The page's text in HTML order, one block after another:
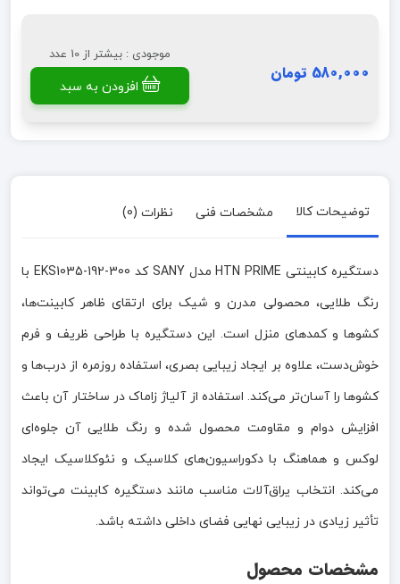
580,000 تومان
موجودی : بیشتر از 10 عدد
افزودن به سبد
توضیحات کالا مشخصات فنی نظرات (0)
دستگیره کابینتی HTN PRIME مدل SANY کد EKS1035-192-300 با
رنگ طلایی، محصولی مدرن و شیک برای ارتقای ظاهر کابینت‌ها،
کشوها و کمدهای منزل است. این دستگیره با طراحی ظریف و فرم
خوش‌دست، علاوه بر ایجاد زیبایی بصری، استفاده روزمره از درب‌ها و
کشوها را آسان‌تر می‌کند. استفاده از آلیاژ زاماک در ساختار آن باعث
افزایش دوام و مقاومت محصول شده و رنگ طلایی آن جلوه‌ای
لوکس و هماهنگ با دکوراسیون‌های کلاسیک و نئوکلاسیک ایجاد
می‌کند. انتخاب یراق‌آلات مناسب مانند دستگیره کابینت می‌تواند
تأثیر زیادی در زیبایی نهایی فضای داخلی داشته باشد.
مشخصات محصول